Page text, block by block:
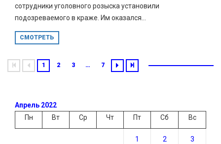
сотрудники уголовного розыска установили
подозреваемого в краже. Им оказался...
СМОТРЕТЬ
1 2 3 … 7
Апрель 2022
Пн
Вт Ср Чт Пт Сб Вс
1 2 3